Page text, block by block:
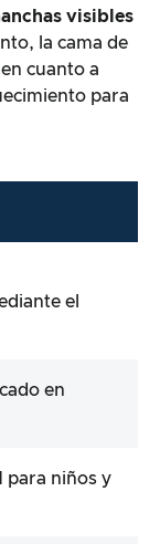
visibles
la cama de
cuanto a
para
el
en
para niños y